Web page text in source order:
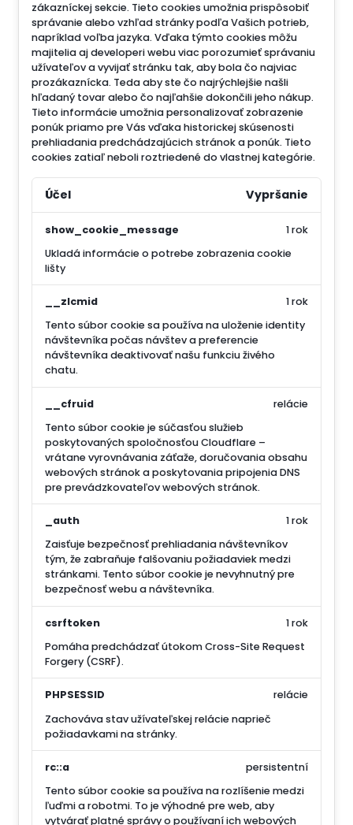
zákazníckej sekcie. Tieto cookies umožnia prispôsobiť
správanie alebo vzhľad stránky podľa Vašich potrieb,
napríklad voľba jazyka. Vďaka týmto cookies môžu
majitelia aj developeri webu viac porozumieť správaniu
užívateľov a vyvijať stránku tak, aby bola čo najviac
prozákaznícka. Teda aby ste čo najrýchlejšie našli
hľadaný tovar alebo čo najľahšie dokončili jeho nákup.
Tieto informácie umožnia personalizovať zobrazenie
ponúk priamo pre Vás vďaka historickej skúsenosti
prehliadania predchádzajúcich stránok a ponúk. Tieto
cookies zatiaľ neboli roztriedené do vlastnej kategórie.
Účel Vypršanie
show_cookie_message
Ukladá informácie o potrebe zobrazenia cookie
lišty
1 rok
__zlcmid
Tento súbor cookie sa používa na uloženie identity
návštevníka počas návštev a preferencie
návštevníka deaktivovať našu funkciu živého
chatu.
1 rok
__cfruid
Tento súbor cookie je súčasťou služieb
poskytovaných spoločnosťou Cloudflare –
vrátane vyrovnávania záťaže, doručovania obsahu
webových stránok a poskytovania pripojenia DNS
pre prevádzkovateľov webových stránok.
relácie
_auth
Zaisťuje bezpečnosť prehliadania návštevníkov
tým, že zabraňuje falšovaniu požiadaviek medzi
stránkami. Tento súbor cookie je nevyhnutný pre
bezpečnosť webu a návštevníka.
1 rok
csrftoken
Pomáha predchádzať útokom Cross-Site Request
Forgery (CSRF).
1 rok
PHPSESSID
Zachováva stav užívateľskej relácie naprieč
požiadavkami na stránky.
relácie
rc::a
Tento súbor cookie sa používa na rozlíšenie medzi
ľuďmi a robotmi. To je výhodné pre web, aby
vytvárať platné správy o používaní ich webových
persistentní